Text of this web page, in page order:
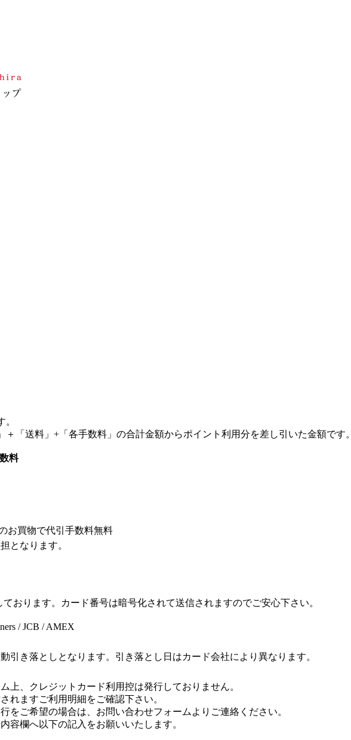
「送料」+「各手数料」の合計金額からポイント利用分を差し引いた金額です。
料
お買物で代引手数料無料
となります。
おります。カード番号は暗号化されて送信されますのでご安心下さい。
/ JCB / AMEX
引き落としとなります。引き落とし日はカード会社により異なります。
上、クレジットカード利用控は発行しておりません。
れますご利用明細をご確認下さい。
をご希望の場合は、お問い合わせフォームよりご連絡ください。
容欄へ以下の記入をお願いいたします。